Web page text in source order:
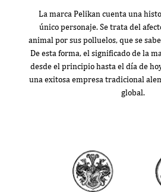
La marca Pelikan cuenta una
único personaje. Se trata del
animal por sus polluelos, que se
De esta forma, el significado de la
desde el principio hasta el día de
una exitosa empresa tradicional
global.